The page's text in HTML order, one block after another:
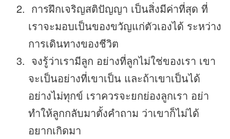
การฝึกเจริญสติปัญญา เป็นสิ่งมีค่าที่สุด ที่
เราจะมอบเป็นของขวัญแก่ตัวเองได้ ระหว่าง
การเดินทางของชีวิต
จงรู้ว่าเรามีลูก อย่างที่ลูกไม่ใช่ของเรา เขา
จะเป็นอย่างที่เขาเป็น และถ้าเขาเป็นได้
อย่างไม่ทุกข์ เราควรจะยกย่องลูกเรา อย่า
ทำให้ลูกกลับมาตั้งคำถาม ว่าเขาก็ไม่ได้
อยากเกิดมา